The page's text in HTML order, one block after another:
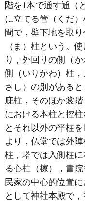
階を1本で通す通（
に立てる管（くだ
間で，壁下地を取
（ま）柱という。
り，外回りの側（
側（いりかわ）柱
さし）の別がある
庇柱，そのほか裳
における本柱と控
とそれ以外の平柱
より，仏堂では外
柱，塔では入側柱
る心柱（檫），書
民家の中心的位置に
として神社本殿で